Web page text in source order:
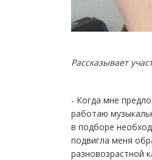
Рассказывает
- Когда мне
работаю
в подборе
подвигла меня
разновозрастной